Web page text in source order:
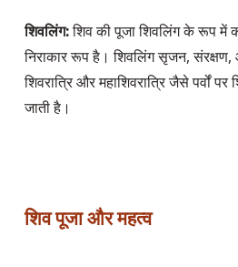
शिवलिंग: शिव की पूजा शिवलिंग के रूप में
निराकार रूप है। शिवलिंग सृजन,
शिवरात्रि और महाशिवरात्रि जैसे पर्वों
जाती है।
शिव पूजा और महत्व